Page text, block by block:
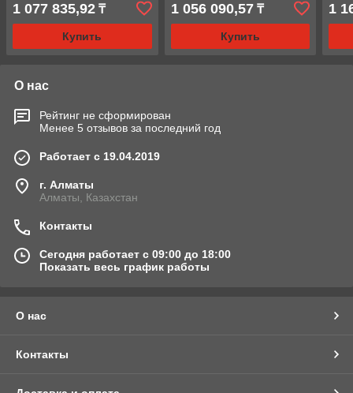
1 077 835,92 ₸
Купить
1 056 090,57₸
Купить
1
О нас
Рейтинг не сформирован
Менее 5 отзывов за последний год
Работает с 19.04.2019
г. Алматы
Алматы, Казахстан
Контакты
Сегодня работает с 09:00 до 18:00
Показать весь график работы
О нас
Контакты